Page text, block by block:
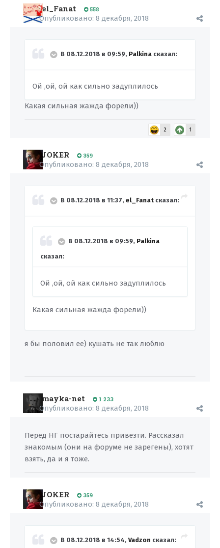
el_Fanat 558
Опубликовано: 8 декабря, 2018
В 08.12.2018 в 09:59, Palkina сказал:
Ой ,ой, ой как сильно задуплилось
Какая сильная жажда форели))
2 1
JOKER 359
Опубликовано: 8 декабря, 2018
В 08.12.2018 в 11:37, el_Fanat сказал:
В 08.12.2018 в 09:59, Palkina
сказал:
Ой ,ой, ой как сильно задуплилось
Какая сильная жажда форели))
я бы половил ее) кушать не так люблю
mayka-net 1 233
Опубликовано: 8 декабря, 2018
Перед НГ постарайтесь привезти. Рассказал
знакомым (они на форуме не зарегены), хотят
взять, да и я тоже.
JOKER 359
Опубликовано: 8 декабря, 2018
В 08.12.2018 в 14:54, Vadzon сказал: